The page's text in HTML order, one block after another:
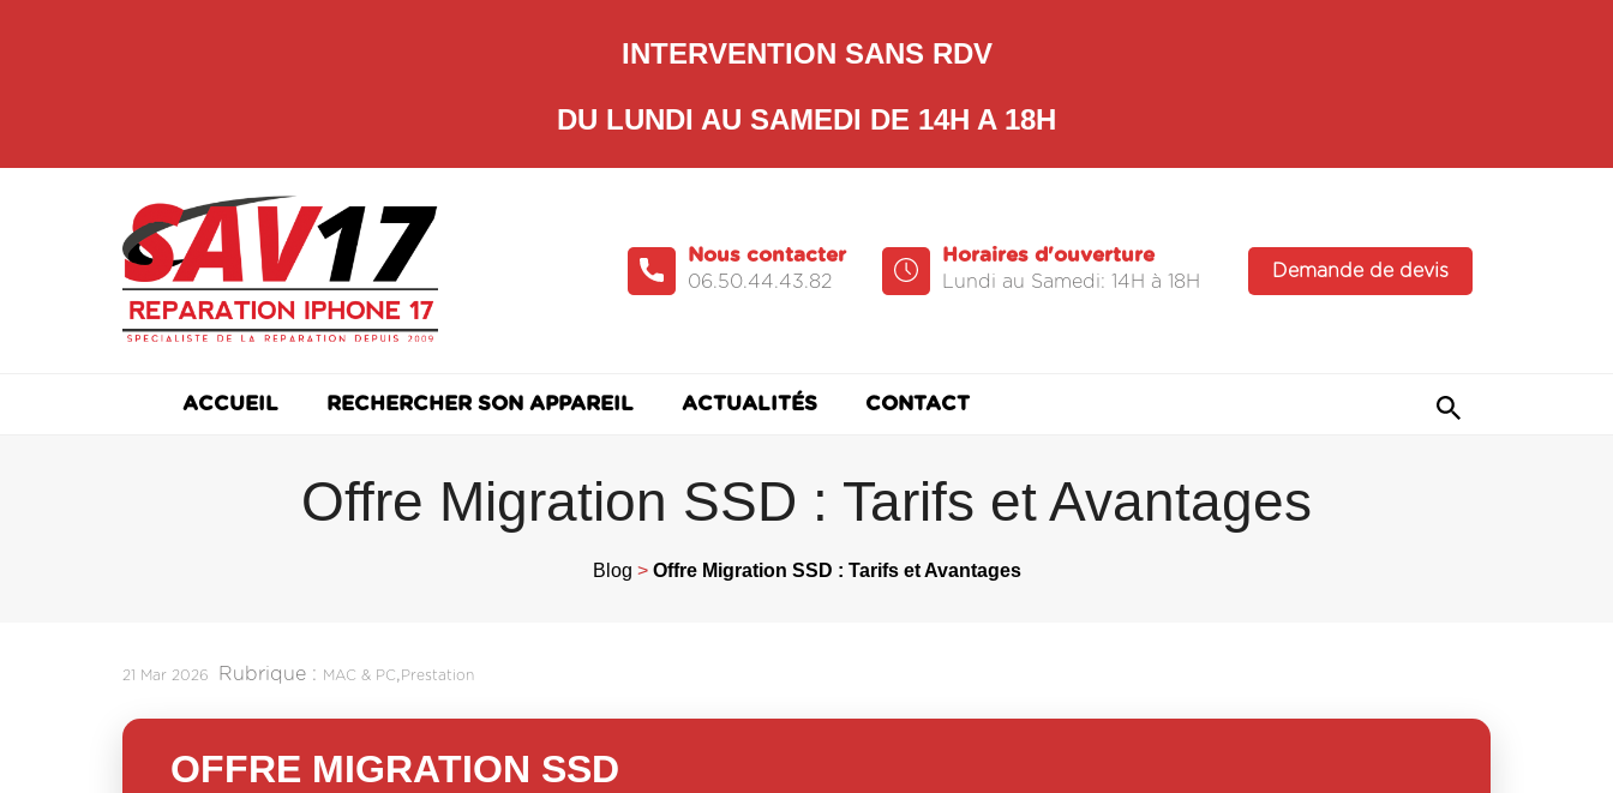
INTERVENTION SANS RDV
DU LUNDI AU SAMEDI DE 14H A 18H
Demande de devis
Horaires d'ouverture
Lundi au Samedi: 14H à 18H
Nous contacter
06.50.44.43.82
ACCUEIL RECHERCHER SON APPAREIL ACTUALITÉS CONTACT
Offre Migration SSD : Tarifs et Avantages
Blog > Offre Migration SSD : Tarifs et Avantages
21 Mar 2026 Rubrique : MAC & PC, Prestation
OFFRE MIGRATION SSD